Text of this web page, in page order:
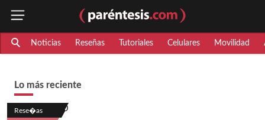
Noticias Reseñas Tutoriales Celulares Movilidad
Lo más reciente
Rese�as